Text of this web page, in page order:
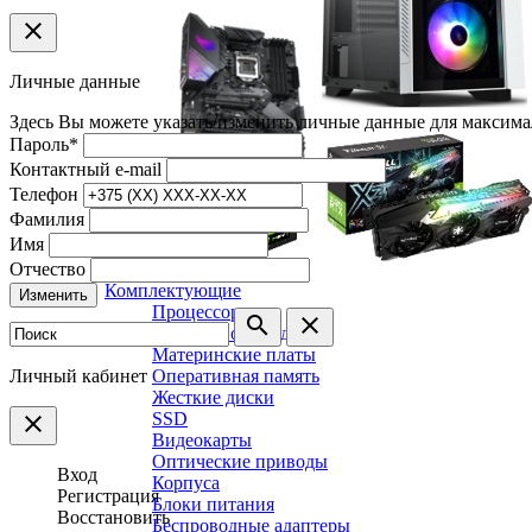
Комплектующие
Процессоры
Системы охлаждения
Материнские платы
Оперативная память
Жесткие диски
SSD
Видеокарты
Оптические приводы
Корпуса
Блоки питания
Беспроводные адаптеры
clear
Личные данные
Здесь Вы можете указать/изменить личные данные для
Пароль*
Контактный e-mail
Телефон
Фамилия
Имя
Отчество
Изменить
search clear
Личный кабинет
clear
Вход
Регистрация
Восстановить